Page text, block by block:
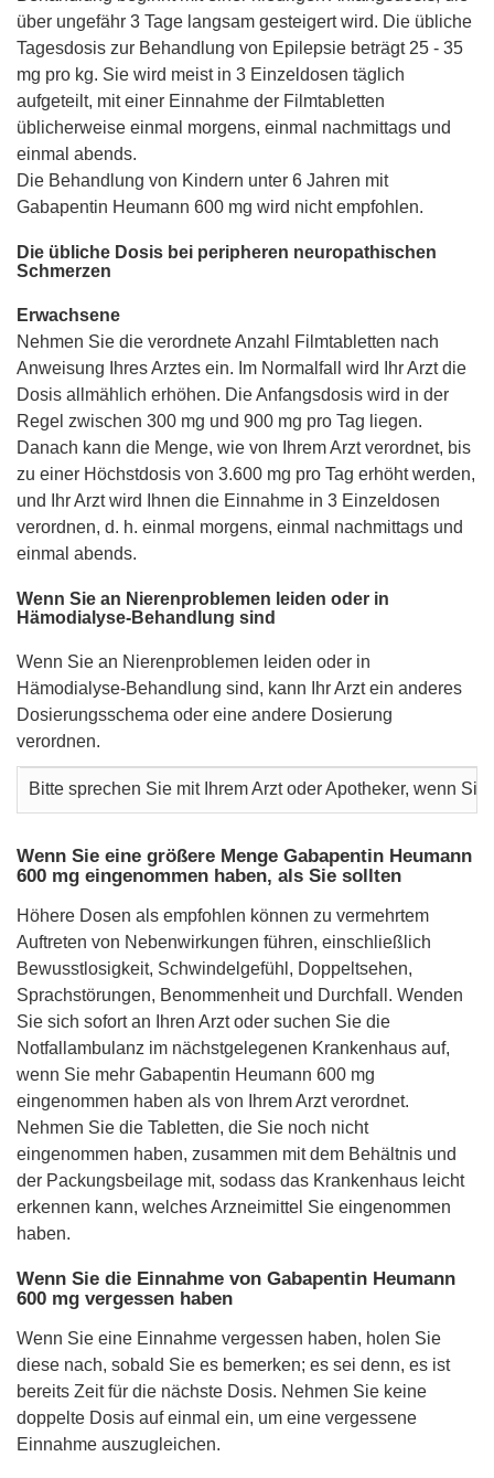
über ungefähr 3 Tage langsam gesteigert wird. Die übliche
Tagesdosis zur Behandlung von Epilepsie beträgt 25 - 35
mg pro kg. Sie wird meist in 3 Einzeldosen täglich
aufgeteilt, mit einer Einnahme der Filmtabletten
üblicherweise einmal morgens, einmal nachmittags und
einmal abends.
Die Behandlung von Kindern unter 6 Jahren mit
Gabapentin Heumann 600 mg wird nicht empfohlen.
Die übliche Dosis bei peripheren neuropathischen
Schmerzen
Erwachsene
Nehmen Sie die verordnete Anzahl Filmtabletten nach
Anweisung Ihres Arztes ein. Im Normalfall wird Ihr Arzt die
Dosis allmählich erhöhen. Die Anfangsdosis wird in der
Regel zwischen 300 mg und 900 mg pro Tag liegen.
Danach kann die Menge, wie von Ihrem Arzt verordnet, bis
zu einer Höchstdosis von 3.600 mg pro Tag erhöht werden,
und Ihr Arzt wird Ihnen die Einnahme in 3 Einzeldosen
verordnen, d. h. einmal morgens, einmal nachmittags und
einmal abends.
Wenn Sie an Nierenproblemen leiden oder in
Hämodialyse-Behandlung sind
Wenn Sie an Nierenproblemen leiden oder in
Hämodialyse-Behandlung sind, kann Ihr Arzt ein anderes
Dosierungsschema oder eine andere Dosierung
verordnen.
Bitte sprechen Sie mit Ihrem Arzt oder Apotheker, wenn
Wenn Sie eine größere Menge Gabapentin Heumann
600 mg eingenommen haben, als Sie sollten
Höhere Dosen als empfohlen können zu vermehrtem
Auftreten von Nebenwirkungen führen, einschließlich
Bewusstlosigkeit, Schwindelgefühl, Doppeltsehen,
Sprachstörungen, Benommenheit und Durchfall. Wenden
Sie sich sofort an Ihren Arzt oder suchen Sie die
Notfallambulanz im nächstgelegenen Krankenhaus auf,
wenn Sie mehr Gabapentin Heumann 600 mg
eingenommen haben als von Ihrem Arzt verordnet.
Nehmen Sie die Tabletten, die Sie noch nicht
eingenommen haben, zusammen mit dem Behältnis und
der Packungsbeilage mit, sodass das Krankenhaus leicht
erkennen kann, welches Arzneimittel Sie eingenommen
haben.
Wenn Sie die Einnahme von Gabapentin Heumann
600 mg vergessen haben
Wenn Sie eine Einnahme vergessen haben, holen Sie
diese nach, sobald Sie es bemerken; es sei denn, es ist
bereits Zeit für die nächste Dosis. Nehmen Sie keine
doppelte Dosis auf einmal ein, um eine vergessene
Einnahme auszugleichen.